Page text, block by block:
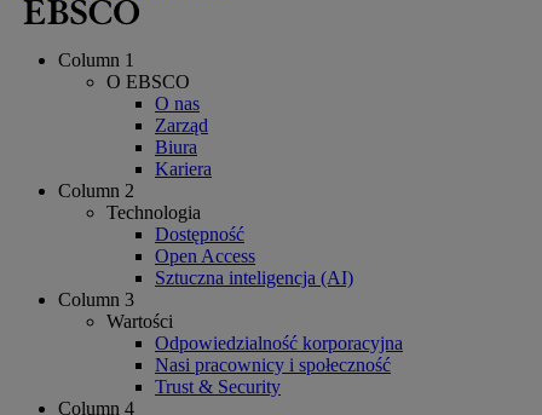
Column 1
O EBSCO
O nas
Zarząd
Biura
Kariera
Column 2
Technologia
Dostępność
Open Access
Sztuczna inteligencja (AI)
Column 3
Wartości
Odpowiedzialność korporacyjna
Nasi pracownicy i społeczność
Trust & Security
Column 4